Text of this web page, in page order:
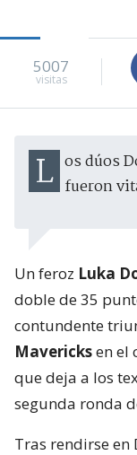
5007
visitas
Los dúos Doncic-Irving y Brown-White fueron
Un feroz Luka
doble de 35
contundente
Mavericksen el
que deja a los
segunda ronda
Tras rendirse en